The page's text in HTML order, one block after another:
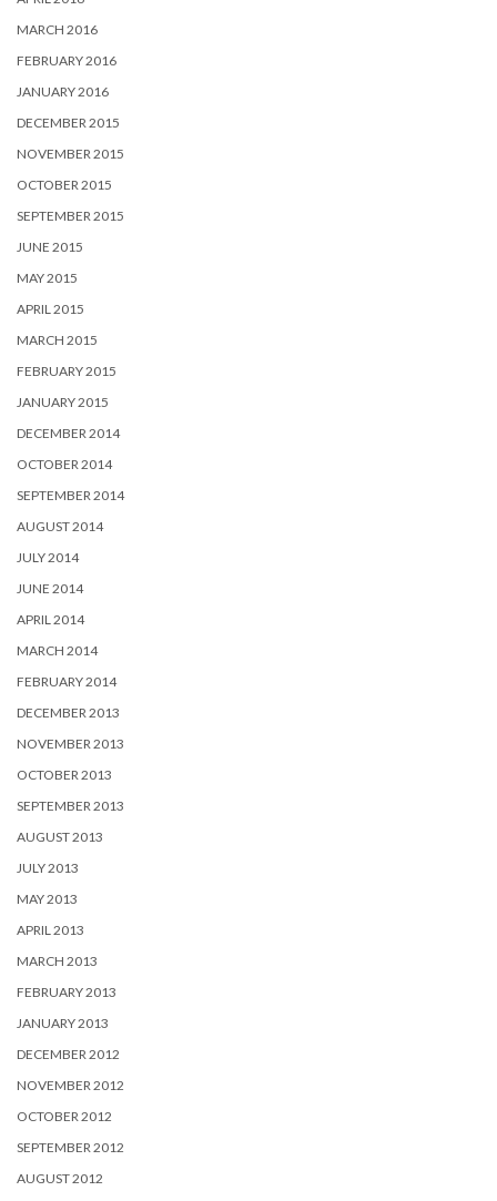
MARCH 2016
FEBRUARY 2016
JANUARY 2016
DECEMBER 2015
NOVEMBER 2015
OCTOBER 2015
SEPTEMBER 2015
JUNE 2015
MAY 2015
APRIL 2015
MARCH 2015
FEBRUARY 2015
JANUARY 2015
DECEMBER 2014
OCTOBER 2014
SEPTEMBER 2014
AUGUST 2014
JULY 2014
JUNE 2014
APRIL 2014
MARCH 2014
FEBRUARY 2014
DECEMBER 2013
NOVEMBER 2013
OCTOBER 2013
SEPTEMBER 2013
AUGUST 2013
JULY 2013
MAY 2013
APRIL 2013
MARCH 2013
FEBRUARY 2013
JANUARY 2013
DECEMBER 2012
NOVEMBER 2012
OCTOBER 2012
SEPTEMBER 2012
AUGUST 2012